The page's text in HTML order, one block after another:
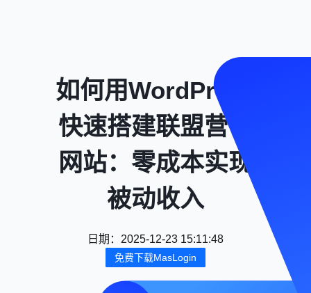
如何用WordPress
快速搭建联盟营销
网站：零成本实现
被动收入
日期 ： 2025-12-23 15:11:48
免费下载MasLogin